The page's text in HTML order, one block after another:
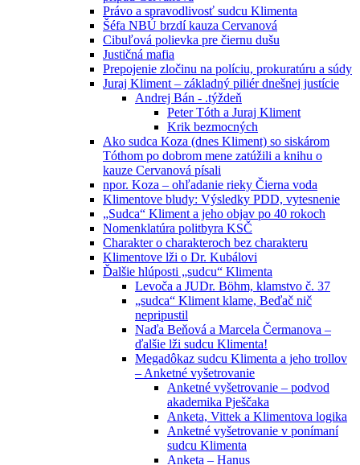
Právo a spravodlivosť sudcu Klimenta
Šéfa NBÚ brzdí kauza Cervanová
Cibuľová polievka pre čiernu dušu
Justičná mafia
Prepojenie zločinu na políciu, prokuratúru a súdy
Juraj Kliment – základný piliér dnešnej justície
Andrej Bán - .týždeň
Peter Tóth a Juraj Kliment
Krik bezmocných
Ako sudca Koza (dnes Kliment) so siskárom
Tóthom po dobrom mene zatúžili a knihu o
kauze Cervanová písali
npor. Koza – ohľadanie rieky Čierna voda
Klimentove bludy: Výsledky PDD, vytesnenie
„Sudca“ Kliment a jeho objav po 40 rokoch
Nomenklatúra politbyra KSČ
Charakter o charakteroch bez charakteru
Klimentove lži o Dr. Kubálovi
Ďalšie hlúposti „sudcu“ Klimenta
Levoča a JUDr. Böhm, klamstvo č. 37
„sudca“ Kliment klame, Beďač nič
nepripustil
Naďa Beňová a Marcela Čermanova –
ďalšie lži sudcu Klimenta!
Megadôkaz sudcu Klimenta a jeho trollov
– Anketné vyšetrovanie
Anketné vyšetrovanie – podvod
akademika Pješčaka
Anketa, Vittek a Klimentova logika
Anketné vyšetrovanie v ponímaní
sudcu Klimenta
Anketa – Hanus